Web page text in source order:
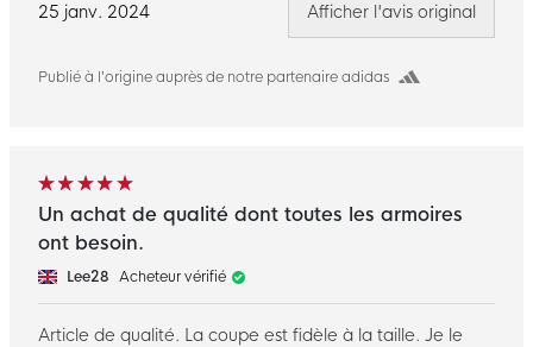
25 janv. 2024
Publié à l’origine auprès de notre partenaire adidas
Afficher l'avis original
Un achat de qualité dont toutes les armoires
ont besoin.
Lee28 Acheteur vérifié
Article de qualité. La coupe est fidèle à la taille. Je le